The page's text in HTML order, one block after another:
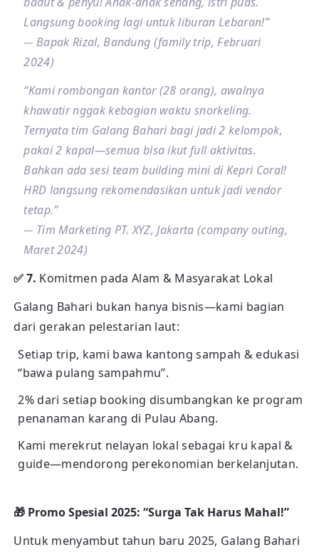
Langsung booking lagi untuk liburan Lebaran!”
—Bapak Rizal, Bandung (family trip, Februari
2024)
“Kami rombongan kantor (28 orang), awalnya
khawatir nggak kebagian waktu snorkeling.
Ternyata tim Galang Bahari bagi jadi 2 kelompok,
pakai 2 kapal—semua bisa ikut full aktivitas.
Bahkan ada sesi team building mini di Kepri Coral!
HRD langsung rekomendasikan untuk jadi vendor
tetap.”
— Tim Marketing PT. XYZ, Jakarta (company outing,
Maret 2024)
✅ 7. Komitmen pada Alam & Masyarakat Lokal
Galang Bahari bukan hanya bisnis—kami bagian
dari gerakan pelestarian laut:
Setiap trip, kami bawa kantong sampah & edukasi
“bawa pulang sampahmu”.
2% dari setiap booking disumbangkan ke program
penanaman karang di Pulau Abang.
Kami merekrut nelayan lokal sebagai kru kapal &
guide—mendorong perekonomian berkelanjutan.
🎁 Promo Spesial 2025: “Surga Tak Harus Mahal!”
Untuk menyambut tahun baru 2025, Galang Bahari